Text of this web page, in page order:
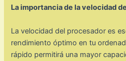
La importancia de la velocidad
La velocidad del procesador es
rendimiento óptimo en tu
rápido permitirá una mayor